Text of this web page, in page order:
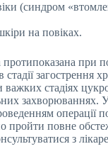
(синдром
на повіках.
протипоказана при
стадії загострення
стадіях
захворюваннях.
операції
пройти повне
з